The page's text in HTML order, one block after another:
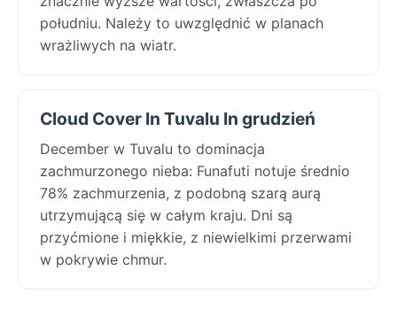
południu. Należy to uwzględnić w planach
wrażliwych na wiatr.
Cloud Cover In Tuvalu In grudzień
December w Tuvalu to dominacja
zachmurzonego nieba: Funafuti notuje średnio
78% zachmurzenia, z podobną szarą aurą
utrzymującą się w całym kraju. Dni są
przyćmione i miękkie, z niewielkimi przerwami
w pokrywie chmur.